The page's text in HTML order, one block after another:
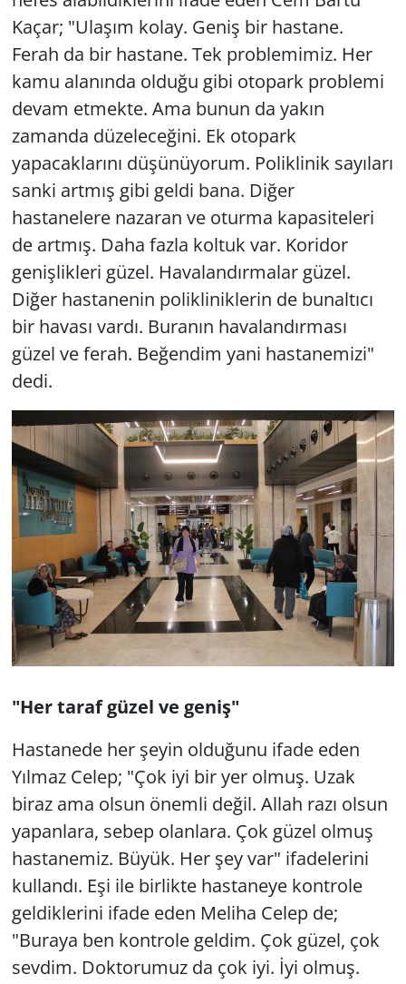
Kaçar; "Ulaşım kolay. Geniş bir hastane.
Ferah da bir hastane. Tek problemimiz. Her
kamu alanında olduğu gibi otopark problemi
devam etmekte. Ama bunun da yakın
zamanda düzeleceğini. Ek otopark
yapacaklarını düşünüyorum. Poliklinik sayıları
sanki artmış gibi geldi bana. Diğer
hastanelere nazaran ve oturma kapasiteleri
de artmış. Daha fazla koltuk var. Koridor
genişlikleri güzel. Havalandırmalar güzel.
Diğer hastanenin polikliniklerin de bunaltıcı
bir havası vardı. Buranın havalandırması
güzel ve ferah. Beğendim yani hastanemizi"
dedi.
"Her taraf güzel ve geniş"
Hastanede her şeyin olduğunu ifade eden
Yılmaz Celep; "Çok iyi bir yer olmuş. Uzak
biraz ama olsun önemli değil. Allah razı olsun
yapanlara, sebep olanlara. Çok güzel olmuş
hastanemiz. Büyük. Her şey var" ifadelerini
kullandı. Eşi ile birlikte hastaneye kontrole
geldiklerini ifade eden Meliha Celep de;
"Buraya ben kontrole geldim. Çok güzel, çok
sevdim. Doktorumuz da çok iyi. İyi olmuş.